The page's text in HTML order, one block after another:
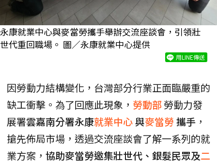
永康就業中心與麥當勞攜手舉辦交流座談會，引領壯
世代重回職場。 圖／永康就業中心提供
用LINE傳送
因勞動力結構變化，台灣部分行業正面臨嚴重的
缺工衝擊。為了回應此現象， 勞動部勞動力發
展署雲嘉南分署永康就業中心與麥當勞 攜手 ，
搶先佈局市場，透過交流座談會了解一系列的就
業方案， 協助麥當勞邀集壯世代、銀髮民眾及二